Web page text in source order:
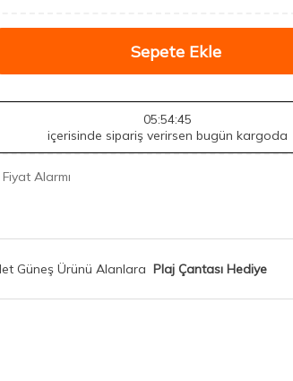
Sepete Ekle
05:54:43
içerisinde sipariş verirsen bugün kargoda
Fiyat Alarmı
Güneş Ürünü Alanlara Plaj Çantası Hediye